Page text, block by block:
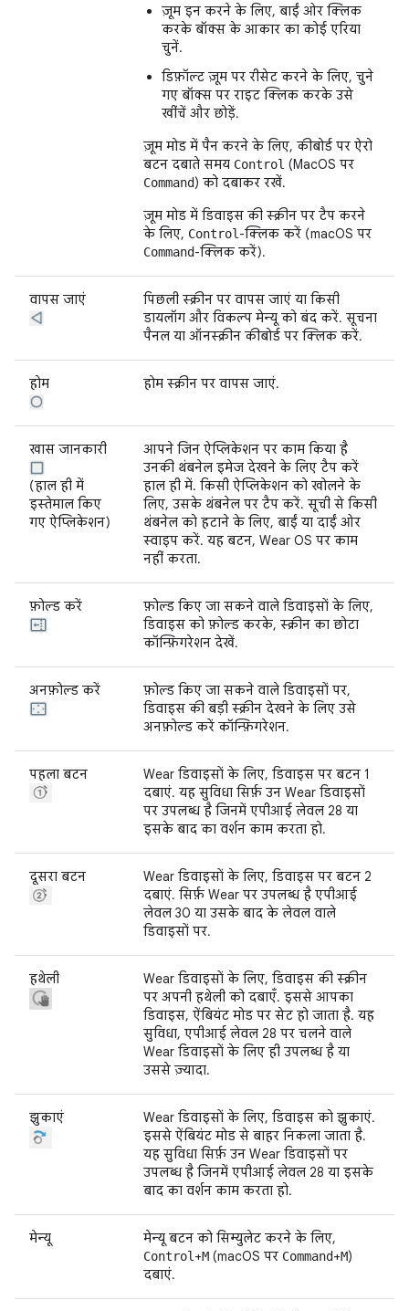
ज़ूम इन करने के लिए, बाईं ओर क्लिक
करके बॉक्स के आकार का कोई एरिया
चुनें.
डिफ़ॉल्ट ज़ूम पर रीसेट करने के लिए, चुने
गए बॉक्स पर राइट क्लिक करके उसे
खींचें और छोड़ें.
ज़ूम मोड में पैन करने के लिए, कीबोर्ड पर ऐरो
बटन दबाते समय Control (MacOS पर
Command) को दबाकर रखें.
ज़ूम मोड में डिवाइस की स्क्रीन पर टैप करने
के लिए, Control -क्लिक करें (macOS पर
Command-क्लिक करें).
वापस जाएं
पिछली स्क्रीन पर वापस जाएं या किसी
डायलॉग और विकल्प मेन्यू को बंद करें. सूचना
पैनल या ऑनस्क्रीन कीबोर्ड पर क्लिक करें.
होम होम स्क्रीन पर वापस जाएं.
खास जानकारी
(हाल ही में
इस्तेमाल किए
गए ऐप्लिकेशन)
आपने जिन ऐप्लिकेशन पर काम किया है
उनकी थंबनेल इमेज देखने के लिए टैप करें
हाल ही में. किसी ऐप्लिकेशन को खोलने के
लिए, उसके थंबनेल पर टैप करें. सूची से किसी
थंबनेल को हटाने के लिए, बाईं या दाईं ओर
स्वाइप करें. यह बटन, Wear OS पर काम
नहीं करता.
फ़ोल्ड करें
फ़ोल्ड किए जा सकने वाले डिवाइसों के लिए,
डिवाइस को फ़ोल्ड करके, स्क्रीन का छोटा
कॉन्फ़िगरेशन देखें.
अनफ़ोल्ड करें
फ़ोल्ड किए जा सकने वाले डिवाइसों पर,
डिवाइस की बड़ी स्क्रीन देखने के लिए उसे
अनफ़ोल्ड करें कॉन्फ़िगरेशन.
पहला बटन
Wear डिवाइसों के लिए, डिवाइस पर बटन 1
दबाएं. यह सुविधा सिर्फ़ उन Wear डिवाइसों
पर उपलब्ध है जिनमें एपीआई लेवल 28 या
इसके बाद का वर्शन काम करता हो.
दूसरा बटन
Wear डिवाइसों के लिए, डिवाइस पर बटन 2
दबाएं. सिर्फ़ Wear पर उपलब्ध है एपीआई
लेवल 30 या उसके बाद के लेवल वाले
डिवाइसों पर.
हथेली
Wear डिवाइसों के लिए, डिवाइस की स्क्रीन
पर अपनी हथेली को दबाएँ. इससे आपका
डिवाइस, ऐंबियंट मोड पर सेट हो जाता है. यह
सुविधा, एपीआई लेवल 28 पर चलने वाले
Wear डिवाइसों के लिए ही उपलब्ध है या
उससे ज़्यादा.
झुकाएं
Wear डिवाइसों के लिए, डिवाइस को झुकाएं.
इससे ऐंबियंट मोड से बाहर निकला जाता है.
यह सुविधा सिर्फ़ उन Wear डिवाइसों पर
उपलब्ध है जिनमें एपीआई लेवल 28 या इसके
बाद का वर्शन काम करता हो.
मेन्यू मेन्यू बटन को सिम्युलेट करने के लिए,
Control +M (macOS पर Command+M)
दबाएं.